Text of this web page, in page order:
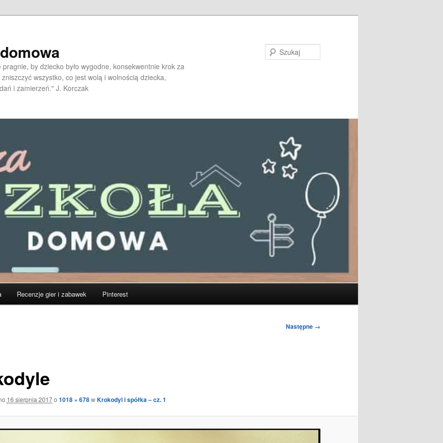
pragnie, by dziecko było wygodne, konsekwentnie krok za
wszystko, co jest wolą i wolnością dziecka,
i zamierzeń." J. Korczak
Recenzje gier i zabawek Pinterest
Następne →
16 sierpnia 2017o 1018 × 678wKrokodyl i spółka – cz. 1